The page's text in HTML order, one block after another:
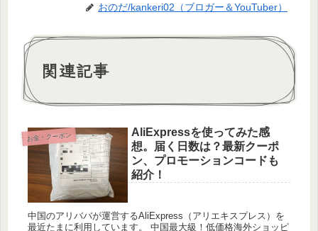
おのだ/kankeri02（ブロガー＆YouTuber）
関連記事
お金・クーポン
AliExpressを使ってみた感
想。届く日数は？最新クーポ
ン、プロモーションコードも
紹介！
中国のアリババが運営するAliExpress（アリエキスプレス）を
最近たまに利用しています。 中国最大級！低価格海外ショッピ